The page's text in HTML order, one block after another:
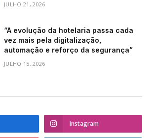
JULHO 21, 2026
“A evolução da hotelaria passa cada
vez mais pela digitalização,
automação e reforço da segurança”
JULHO 15, 2026
Instagram